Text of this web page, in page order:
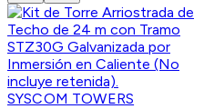
SYSCOM TOWERS